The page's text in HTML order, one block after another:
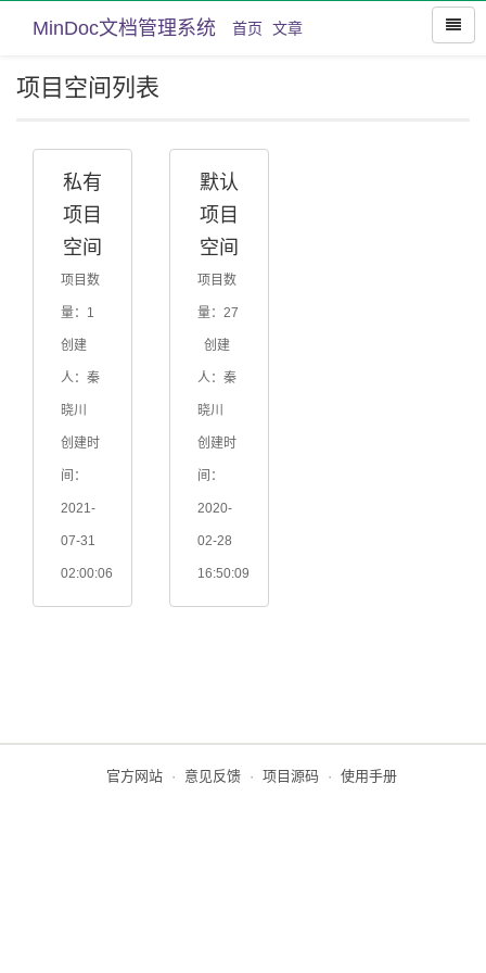
MinDoc文档管理系统 首页 文章
项目空间列表
私有
项目
空间
项目数
量：1
创建
人：秦
晓川
创建时
间：
2021-
07-31
02:00:06
默认
项目
空间
项目数
量：27
创建
人：秦
晓川
创建时
间：
2020-
02-28
16:50:09
官方网站 · 意见反馈 · 项目源码 · 使用手册